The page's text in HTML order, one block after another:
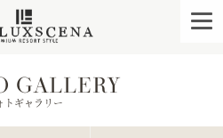
クレアージュ リゾ
GALLERY
トギャラリー